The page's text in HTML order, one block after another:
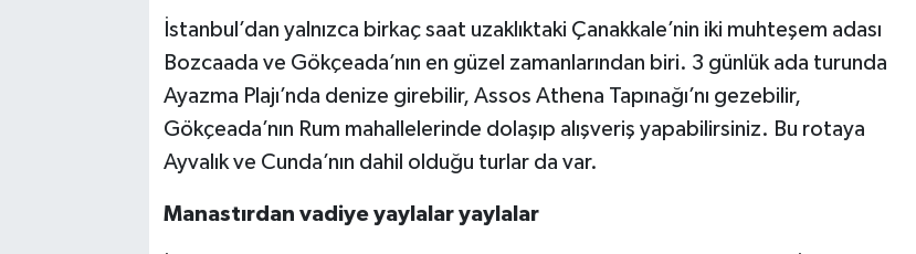
İstanbul’dan yalnızca birkaç saat uzaklıktaki Çanakkale’nin iki muhteşem adası
Bozcaada ve Gökçeada’nın en güzel zamanlarından biri. 3 günlük ada turunda
Ayazma Plajı’nda denize girebilir, Assos Athena Tapınağı’nı gezebilir,
Gökçeada’nın Rum mahallelerinde dolaşıp alışveriş yapabilirsiniz. Bu rotaya
Ayvalık ve Cunda’nın dahil olduğu turlar da var.
Manastırdan vadiye yaylalar yaylalar